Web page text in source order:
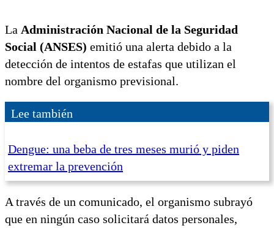
La Administración Nacional de la Seguridad
Social (ANSES) emitió una alerta debido a la
detección de intentos de estafas que utilizan el
nombre del organismo previsional.
Lee también
Dengue: una beba de tres meses murió y piden
extremar la prevención
A través de un comunicado, el organismo subrayó
que en ningún caso solicitará datos personales,